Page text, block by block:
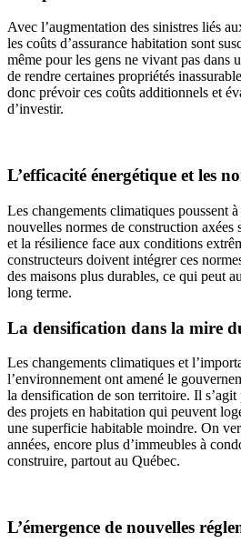
Avec l’augmentation des sinistres liés
les coûts d’assurance habitation sont
même pour les gens ne vivant pas dans
de rendre certaines propriétés
donc prévoir ces coûts additionnels et
d’investir.
L’efficacité énergétique et les
Les changements climatiques poussent
nouvelles normes de construction axées
et la résilience face aux conditions
constructeurs doivent intégrer ces
des maisons plus durables, ce qui peut
long terme.
La densification dans la mire
Les changements climatiques et
l’environnement ont amené le
la densification de son territoire. Il
des projets en habitation qui peuvent
une superficie habitable moindre. On
années, encore plus d’immeubles à
construire, partout au Québec.
L’émergence de nouvelles